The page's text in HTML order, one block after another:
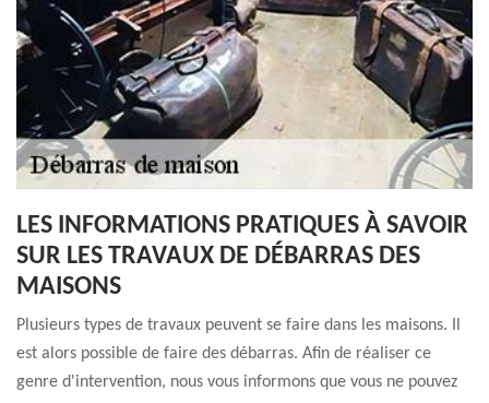
LES INFORMATIONS PRATIQUES À SAVOIR
SUR LES TRAVAUX DE DÉBARRAS DES
MAISONS
Plusieurs types de travaux peuvent se faire dans les maisons. Il
est alors possible de faire des débarras. Afin de réaliser ce
genre d'intervention, nous vous informons que vous ne pouvez